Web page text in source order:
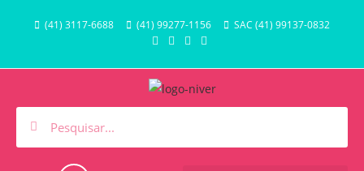
(41) 3117-6688 (41) 99277-1156 SAC (41) 99137-0832